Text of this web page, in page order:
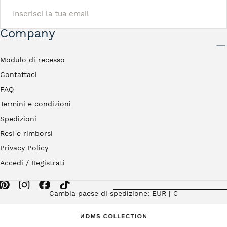
Company
Modulo di recesso
Contattaci
FAQ
Termini e condizioni
Spedizioni
Resi e rimborsi
Privacy Policy
Accedi / Registrati
Cambia paese di spedizione: EUR | €